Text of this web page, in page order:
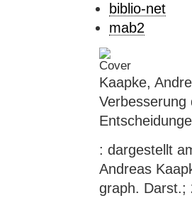
biblio-net
mab2
Kaapke,
Verbesserung
: dargestellt
Andreas
graph. Darst.;